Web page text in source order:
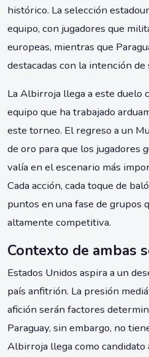
histórico. La selección
equipo, con jugadores que
europeas, mientras que
destacadas con la intención
La Albirroja llega a este duelo
equipo que ha trabajado
este torneo. El regreso a un
de oro para que los jugadores
valía en el escenario más
Cada acción, cada toque de
puntos en una fase de grupos
altamente competitiva.
Contexto de ambas
Estados Unidos aspira a un
país anfitrión. La presión
afición serán factores
Paraguay, sin embargo, no
Albirroja llega como